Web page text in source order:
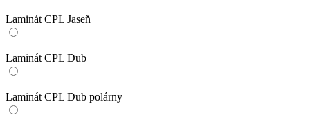
Laminát CPL Jaseň
Laminát CPL Dub
Laminát CPL Dub polárny